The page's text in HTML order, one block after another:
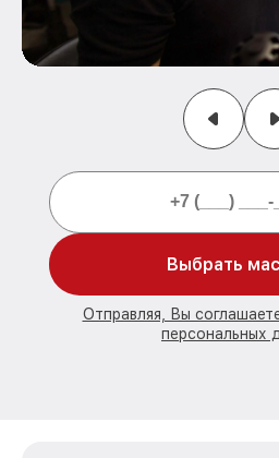
Выбрать
Отправляя, Вы
персональных